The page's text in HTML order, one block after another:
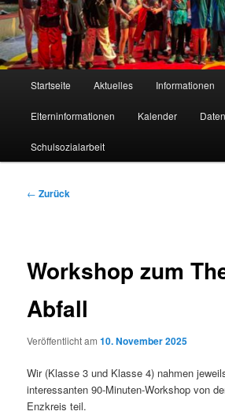
Startseite Aktuelles Informationen
Elterninformationen Kalender
Schulsozialarbeit
Beitragsnavigation
← Zurück
Workshop zum
Abfall
Veröffentlicht am10. November 2025
Wir (Klasse 3 und Klasse 4) nahmen
interessanten 90-Minuten-Workshop von
Enzkreis teil.